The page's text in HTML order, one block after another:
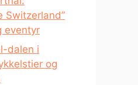
Switzerland”
eventyr
dalen i
og